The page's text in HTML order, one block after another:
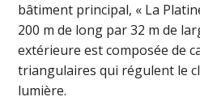
bâtiment principal, « La
200 m de long par 32 m de
extérieure est composée de
triangulaires qui régulent le
lumière.